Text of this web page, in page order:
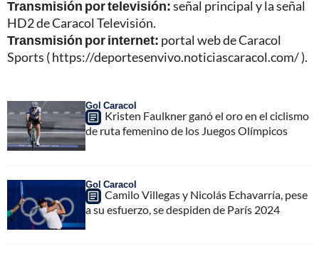
Transmisión por televisión:señal principal y la señal
HD2 de Caracol Televisión.
Transmisión por internet: portal web de Caracol
Sports (https://deportesenvivo.noticiascaracol.com/).
Gol Caracol
Kristen Faulkner ganó el oro en el ciclismo
de ruta femenino de los Juegos Olímpicos
Gol Caracol
Camilo Villegas y Nicolás Echavarría, pese
a su esfuerzo, se despiden de París 2024